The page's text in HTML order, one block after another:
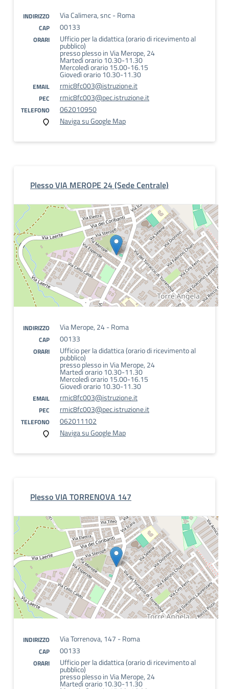
INDIRIZZO Via Calimera, snc - Roma
CAP 00133
ORARI Ufficio per la didattica (orario di ricevimento al
pubblico)
presso plesso in Via Merope, 24
Martedì orario 10.30-11.30
Mercoledì orario 15.00-16.15
Giovedì orario 10.30-11.30
EMAIL rmic8fc003@istruzione.it
PEC rmic8fc003@pec.istruzione.it
TELEFONO
062010950
Naviga su Google Map
Plesso VIA MEROPE 24 (Sede Centrale)
INDIRIZZO Via Merope, 24 - Roma
CAP 00133
ORARI Ufficio per la didattica (orario di ricevimento al
pubblico)
presso plesso in Via Merope, 24
Martedì orario 10.30-11.30
Mercoledì orario 15.00-16.15
Giovedì orario 10.30-11.30
EMAIL rmic8fc003@istruzione.it
PEC rmic8fc003@pec.istruzione.it
TELEFONO
062011102
Naviga su Google Map
Plesso VIA TORRENOVA 147
INDIRIZZO Via Torrenova, 147 - Roma
CAP 00133
ORARI Ufficio per la didattica (orario di ricevimento al
pubblico)
presso plesso in Via Merope, 24
Martedì orario 10.30-11.30